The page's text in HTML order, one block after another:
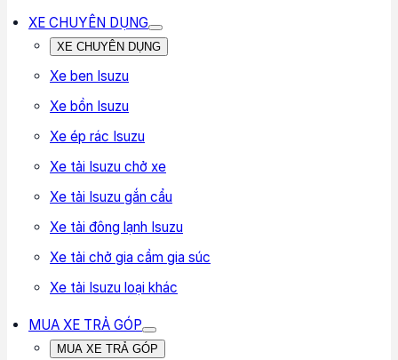
XE CHUYÊN DỤNG
XE CHUYÊN DỤNG
Xe ben Isuzu
Xe bồn Isuzu
Xe ép rác Isuzu
Xe tải Isuzu chở xe
Xe tải Isuzu gắn cẩu
Xe tải đông lạnh Isuzu
Xe tải chở gia cầm gia súc
Xe tải Isuzu loại khác
MUA XE TRẢ GÓP
MUA XE TRẢ GÓP